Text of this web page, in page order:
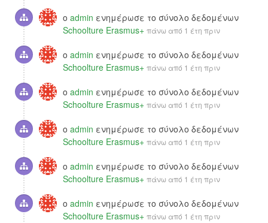
ο admin ενημέρωσε το σύνολο δεδομένων
Schoolture Erasmus+ πάνω από 1 έτη πριν
ο admin ενημέρωσε το σύνολο δεδομένων
Schoolture Erasmus+ πάνω από 1 έτη πριν
ο admin ενημέρωσε το σύνολο δεδομένων
Schoolture Erasmus+ πάνω από 1 έτη πριν
ο admin ενημέρωσε το σύνολο δεδομένων
Schoolture Erasmus+ πάνω από 1 έτη πριν
ο admin ενημέρωσε το σύνολο δεδομένων
Schoolture Erasmus+ πάνω από 1 έτη πριν
ο admin ενημέρωσε το σύνολο δεδομένων
Schoolture Erasmus+ πάνω από 1 έτη πριν